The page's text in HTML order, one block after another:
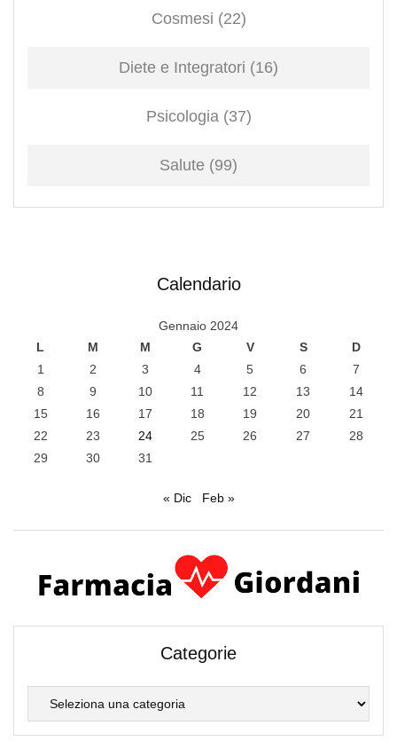
Cosmesi (22)
Diete e Integratori (16)
Psicologia(37)
Salute (99)
Calendario
Gennaio 2024
L
M M G V S
D
1
2 3 4 5 6
7
8
9 10 11 12 13
14
15
16 17 18 19 20
21
22
23 24 25 26 27
28
29
30 31
« Dic Feb »
Categorie